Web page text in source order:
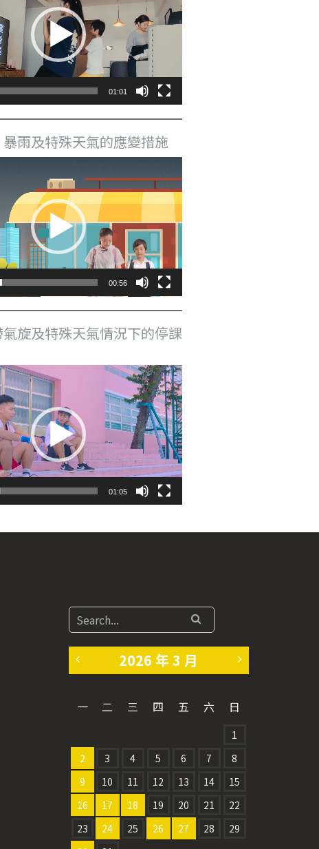
01:01
雨及特殊天氣的應變措施
00:56
旋及特殊天氣情況下的停課
01:05
2026 年 3 月
一 二 三 四 五 六 日
月
»
1
2
3 4 5 6 7
8
9
10 11 12 13 14
15
16
17 18 19 20 21
22
23
24 25 26 27 28
29